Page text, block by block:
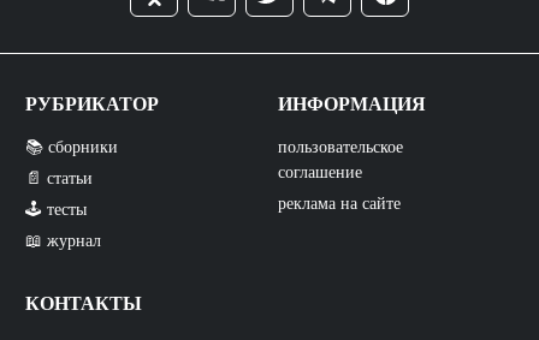
РУБРИКАТОР
📚 сборники
📄 статьи
🕹️ тесты
📖 журнал
КОНТАКТЫ
ИНФОРМАЦИЯ
пользовательское
соглашение
реклама на сайте